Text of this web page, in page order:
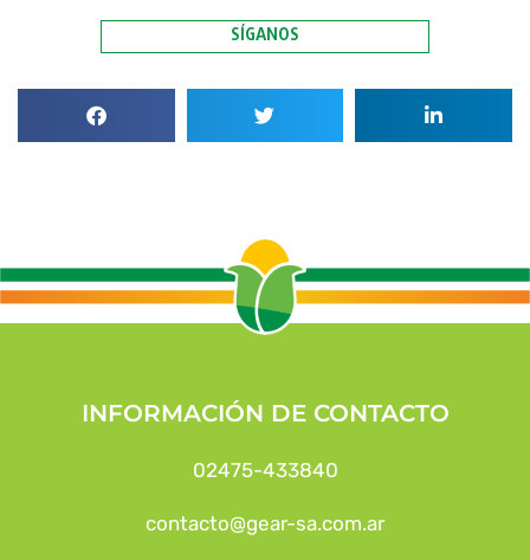
SÍGANOS
INFORMACIÓN DE CONTACTO
02475-433840
contacto@gear-sa.com.ar